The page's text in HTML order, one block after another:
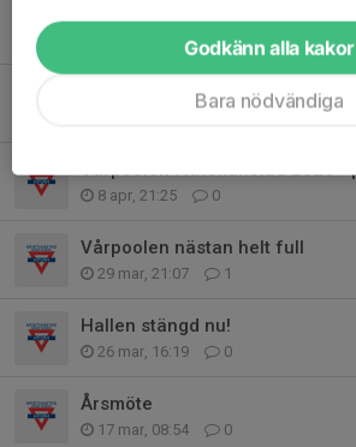
Fler nyheter
Ingen träning på söndag
8 apr, 21:25 0
Vårpoolen nästan helt full
29 mar, 21:07 1
Hallen stängd nu!
26 mar, 16:19 0
Årsmöte
17 mar, 08:54 0
Godkänn alla kakor
Bara nödvändiga